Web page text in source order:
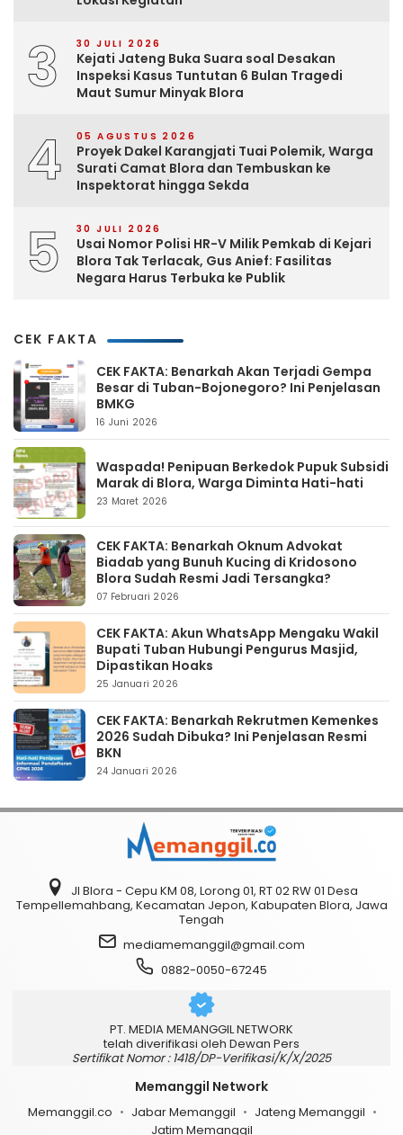
3 30 JULI 2026
Kejati Jateng Buka Suara soal Desakan
Inspeksi Kasus Tuntutan 6 Bulan Tragedi
Maut Sumur Minyak Blora
4 05 AGUSTUS 2026
Proyek Dakel Karangjati Tuai Polemik, Warga
Surati Camat Blora dan Tembuskan ke
Inspektorat hingga Sekda
5 30 JULI 2026
Usai Nomor Polisi HR-V Milik Pemkab di Kejari
Blora Tak Terlacak, Gus Anief: Fasilitas
Negara Harus Terbuka ke Publik
CEK FAKTA
CEK FAKTA: Benarkah Akan Terjadi Gempa
Besar di Tuban-Bojonegoro? Ini Penjelasan
BMKG
16 Juni 2026
Waspada! Penipuan Berkedok Pupuk Subsidi
Marak di Blora, Warga Diminta Hati-hati
23 Maret 2026
CEK FAKTA: Benarkah Oknum Advokat
Biadab yang Bunuh Kucing di Kridosono
Blora Sudah Resmi Jadi Tersangka?
07 Februari 2026
CEK FAKTA: Akun WhatsApp Mengaku Wakil
Bupati Tuban Hubungi Pengurus Masjid,
Dipastikan Hoaks
25 Januari 2026
CEK FAKTA: Benarkah Rekrutmen Kemenkes
2026 Sudah Dibuka? Ini Penjelasan Resmi
BKN
24 Januari 2026
Jl Blora - Cepu KM 08, Lorong 01, RT 02 RW 01 Desa
Tempellemahbang, Kecamatan Jepon, Kabupaten Blora, Jawa
Tengah
mediamemanggil@gmail.com
0882-0050-67245
PT. MEDIA MEMANGGIL NETWORK
telah diverifikasi oleh Dewan Pers
Sertifikat Nomor : 1418/DP-Verifikasi/K/X/2025
Memanggil Network
Memanggil.co Jabar Memanggil
Jateng Memanggil
Jatim Memanggil